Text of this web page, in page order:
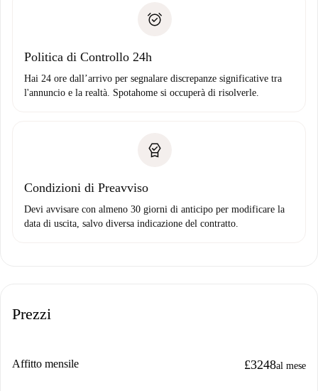
Domiciliazione del pagamento
solo se non segnali problemi.
Politica di Controllo 24h
Hai 24 ore dall’arrivo per segnalare discrepanze significative tra
l'annuncio e la realtà. Spotahome si occuperà di risolverle.
Condizioni di Preavviso
Devi avvisare con almeno 30 giorni di anticipo per modificare la
data di uscita, salvo diversa indicazione del contratto.
Prezzi
Affitto mensile £3248al mese